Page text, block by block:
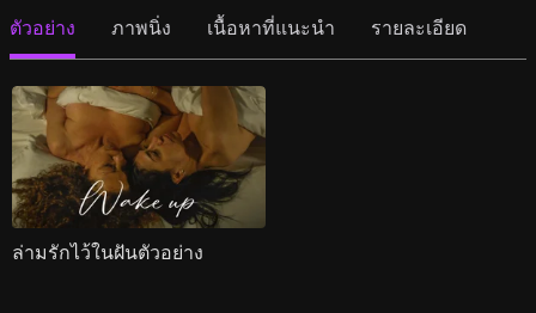
ตัวอย่าง ภาพนิ่ง เนื้อหาที่แนะนำ รายละเอียด
ล่ามรักไว้ในฝันตัวอย่าง